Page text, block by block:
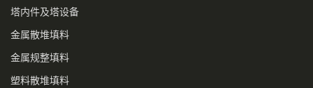
塔内件及塔设备
金属散堆填料
金属规整填料
塑料散堆填料